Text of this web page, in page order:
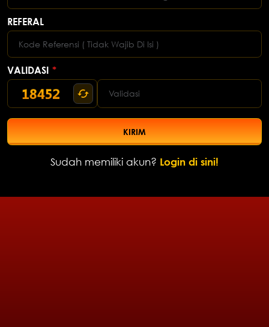
REFERAL
VALIDASI *
KIRIM
Sudah memiliki akun? Login di sini!